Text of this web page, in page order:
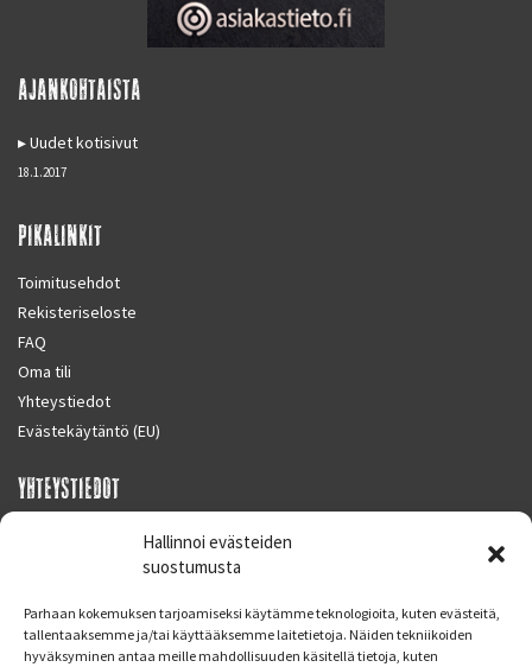
Hallinnoi evästeiden
suostumusta
Parhaan kokemuksen tarjoamiseksi käytämme teknologioita, kuten evästeitä,
tallentaaksemme ja/tai käyttääksemme laitetietoja. Näiden tekniikoiden
hyväksyminen antaa meille mahdollisuuden käsitellä tietoja, kuten
AJANKOHTAISTA
Uudet kotisivut
18.1.2017
PIKALINKIT
Toimitusehdot
Rekisteriseloste
FAQ
Oma tili
Yhteystiedot
Evästekäytäntö (EU)
YHTEYSTIEDOT
SUPERMOTO CENTER
Finland